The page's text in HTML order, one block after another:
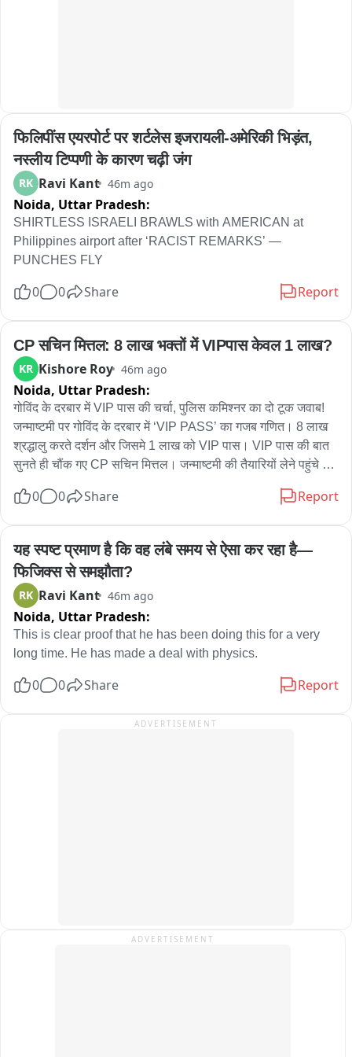
फिलिपींस एयरपोर्ट पर शर्टलेस इजरायली-अमेरिकी भिड़ंत,
नस्लीय टिप्पणी के कारण चढ़ी जंग
RK Ravi Kant 46m ago
Noida, Uttar Pradesh:
SHIRTLESS ISRAELI BRAWLS with AMERICAN at
Philippines airport after ‘RACIST REMARKS’ —
PUNCHES FLY
0 0 Share Report
CP सचिन मित्तल: 8 लाख भक्तों में VIPपास केवल 1 लाख?
KR Kishore Roy 46m ago
Noida, Uttar Pradesh:
गोविंद के दरबार में VIP पास की चर्चा, पुलिस कमिश्नर का दो टूक जवाब!
जन्माष्टमी पर गोविंद के दरबार में ‘VIP PASS’ का गजब गणित। 8 लाख
श्रद्धालु करते दर्शन और जिसमे 1 लाख को VIP पास। VIP पास की बात
सुनते ही चौंक गए CP सचिन मित्तल। जन्माष्टमी की तैयारियों लेने पहुंचे थे
को कराया गया अवगत। मंदिर के मुख्य गेट पर VIP और आम श्रद्धालुओं की
को मिलता है VIP PASS, एक लाख VIP सुनकर CP ने तुरंत पूछा-बाकी
श्रद्धालु? फिर आया पुलिस कमिश्नर का हटकर जवाब। एक लाख को ही
क्यों... सारे 8 लाख श्रद्धालुओं को VIP PASS दे दो। सारी समस्या ही
खत्म हो जाएगी-CP सचिन मित्तल। जन्माष्टमी से पहले दर्शन व्यवस्था पर
CP की पैनी नजर। एडिशनल CP डॉ. राजीव पचार, DCP नॉर्थ करण
शर्मा, DCP ट्रैफिक योगेश गोयल भी रहे विजिट के दौरान मौजूद।
0 0 Share Report
यह स्पष्ट प्रमाण है कि वह लंबे समय से ऐसा कर रहा है—
फिजिक्स से समझौता?
RK Ravi Kant 46m ago
Noida, Uttar Pradesh:
This is clear proof that he has been doing this for a very
long time. He has made a deal with physics.
0 0 Share Report
ADVERTISEMENT
ADVERTISEMENT